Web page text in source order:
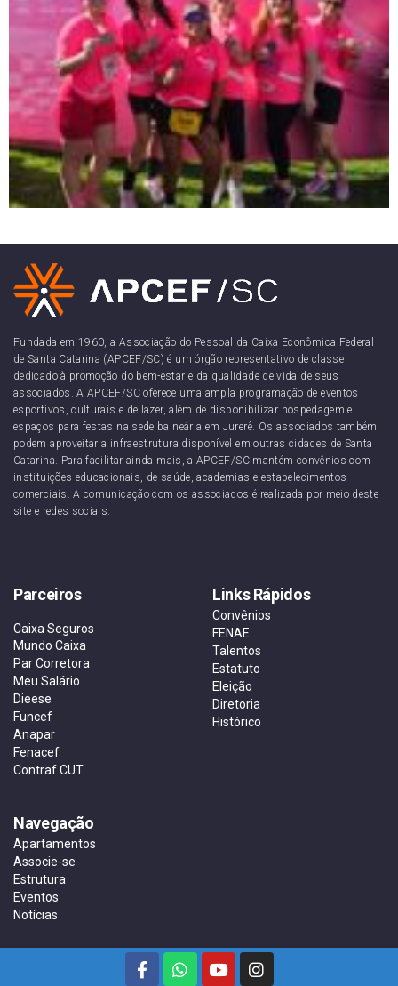
Fundada em 1960, a Associação do Pessoal da Caixa Econômica Federal
de Santa Catarina (APCEF/SC) é um órgão representativo de classe
dedicado à promoção do bem-estar e da qualidade de vida de seus
associados. A APCEF/SC oferece uma ampla programação de eventos
esportivos, culturais e de lazer, além de disponibilizar hospedagem e
espaços para festas na sede balneária em Jurerê. Os associados também
podem aproveitar a infraestrutura disponível em outras cidades de Santa
Catarina. Para facilitar ainda mais, a APCEF/SC mantém convênios com
instituições educacionais, de saúde, academias e estabelecimentos
comerciais. A comunicação com os associados é realizada por meio deste
site e redes sociais.
Parceiros
Caixa Seguros
Mundo Caixa
Par Corretora
Meu Salário
Dieese
Funcef
Anapar
Fenacef
Contraf CUT
Links Rápidos
Convênios
FENAE
Talentos
Estatuto
Eleição
Diretoria
Histórico
Navegação
Apartamentos
Associe-se
Estrutura
Eventos
Notícias